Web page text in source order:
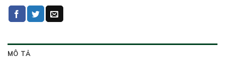
MÔ TẢ